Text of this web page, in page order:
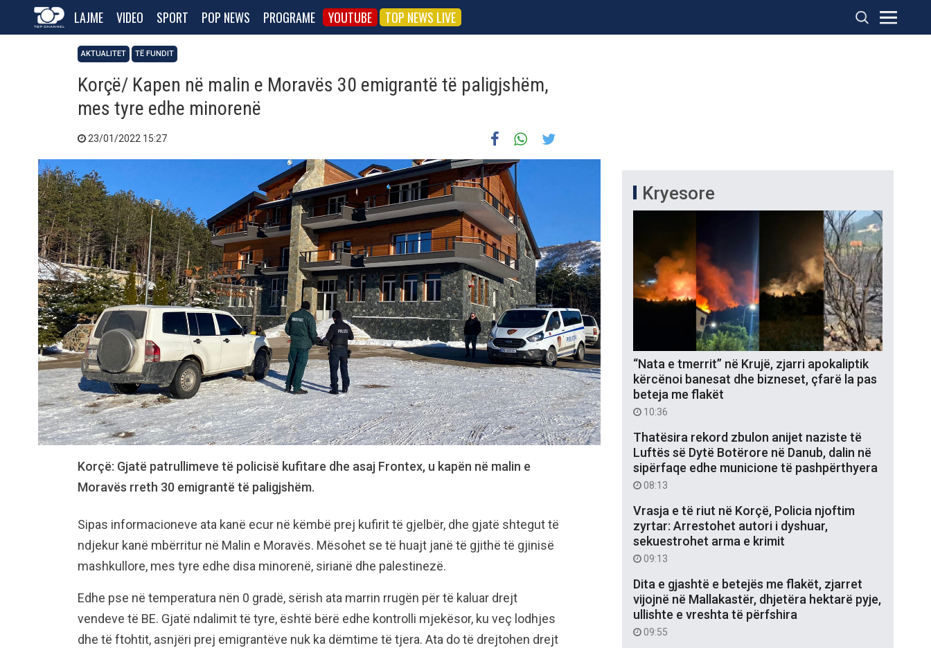
LAJME VIDEO SPORT POP NEWS PROGRAME YOUTUBE TOP NEWS LIVE
AKTUALITET TË FUNDIT
Korçë/ Kapen në malin e Moravës 30 emigrantë të paligjshëm,
mes tyre edhe minorenë
23/01/2022 15:27
Korçë: Gjatë patrullimeve të policisë kufitare dhe asaj Frontex, u kapën në malin e
Moravës rreth 30 emigrantë të paligjshëm.
Sipas informacioneve ata kanë ecur në këmbë prej kufirit të gjelbër, dhe gjatë shtegut të
ndjekur kanë mbërritur në Malin e Moravës. Mësohet se të huajt janë të gjithë të gjinisë
mashkullore, mes tyre edhe disa minorenë, sirianë dhe palestinezë.
Edhe pse në temperatura nën 0 gradë, sërish ata marrin rrugën për të kaluar drejt
vendeve të BE. Gjatë ndalimit të tyre, është bërë edhe kontrolli mjekësor, ku veç lodhjes
dhe të ftohtit, asnjëri prej emigrantëve nuk ka dëmtime të tjera. Ata do të drejtohen drejt
Kryesore
“Nata e tmerrit” në Krujë, zjarri apokaliptik
kërcënoi banesat dhe bizneset, çfarë la pas
beteja me flakët
10:36
Thatësira rekord zbulon anijet naziste të
Luftës së Dytë Botërore në Danub, dalin në
sipërfaqe edhe municione të pashpërthyera
08:13
Vrasja e të riut në Korçë, Policia njoftim
zyrtar: Arrestohet autori i dyshuar,
sekuestrohet arma e krimit
09:13
Dita e gjashtë e betejës me flakët, zjarret
vijojnë në Mallakastër, dhjetëra hektarë pyje,
ullishte e vreshta të përfshira
09:55